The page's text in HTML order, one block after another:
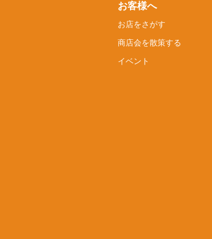
お客様へ
お店をさがす
商店会を散策する
イベント